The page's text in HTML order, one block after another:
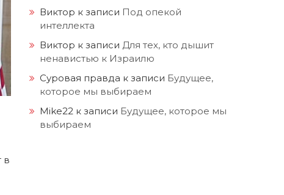
в
Виктор к записи Под опекой
интеллекта
Виктор к записи Для тех, кто дышит
ненавистью к Израилю
Суровая правда к записи Будущее,
которое мы выбираем
Mike22 к записи Будущее, которое мы
выбираем